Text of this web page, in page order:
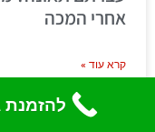
אחרי המכה
קרא עוד »
פברואר 1, 2026 להזמנת גרר תוך